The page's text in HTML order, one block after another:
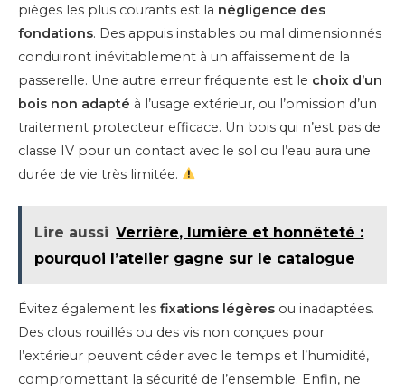
pièges les plus courants est la négligence des
fondations. Des appuis instables ou mal dimensionnés
conduiront inévitablement à un affaissement de la
passerelle. Une autre erreur fréquente est le choix d’un
bois non adapté à l’usage extérieur, ou l’omission d’un
traitement protecteur efficace. Un bois qui n’est pas de
classe IV pour un contact avec le sol ou l’eau aura une
durée de vie très limitée.
Lire aussi Verrière, lumière et honnêteté :
pourquoi l’atelier gagne sur le catalogue
Évitez également les fixations légères ou inadaptées.
Des clous rouillés ou des vis non conçues pour
l’extérieur peuvent céder avec le temps et l’humidité,
compromettant la sécurité de l’ensemble. Enfin, ne